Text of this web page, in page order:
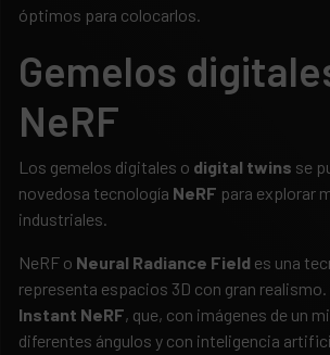
óptimos para colocarlos.
Gemelos
NeRF
Los gemelos digitales o digital twins se
novedosa tecnología NeRF para explorar
industriales.
NeRF o Neural Radiance Field es una
representa espacios 3D con gran realismo.
Instant NeRF, que, con imágenes de un
diferentes ángulos y con inteligencia